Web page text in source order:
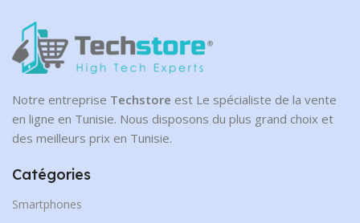
Notre entreprise Techstore est Le spécialiste de la vente
en ligne en Tunisie. Nous disposons du plus grand choix et
des meilleurs prix en Tunisie.
Catégories
Smartphones